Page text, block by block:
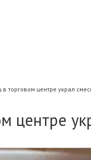
торговом центре украл
центре